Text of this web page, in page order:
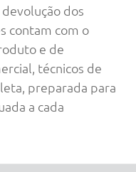
dos
contam com o
e de
técnicos de
preparada para
a cada